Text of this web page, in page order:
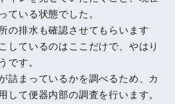
ている状態でした。
の排水も確認させてもらいます
しているのはここだけで、やはり
です。
詰まっているかを調べるため、カ
して便器内部の調査を行います。